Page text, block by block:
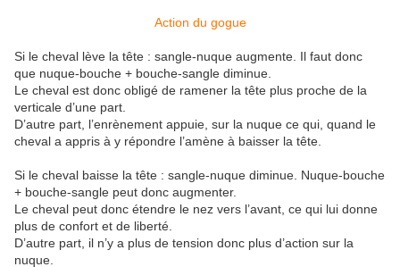
Action du gogue
Si le cheval lève la tête : sangle-nuque augmente. Il faut donc
que nuque-bouche + bouche-sangle diminue.
Le cheval est donc obligé de ramener la tête plus proche de la
verticale d’une part.
D’autre part, l’enrènement appuie, sur la nuque ce qui, quand le
cheval a appris à y répondre l’amène à baisser la tête.
Si le cheval baisse la tête : sangle-nuque diminue. Nuque-bouche
+ bouche-sangle peut donc augmenter.
Le cheval peut donc étendre le nez vers l’avant, ce qui lui donne
plus de confort et de liberté.
D’autre part, il n’y a plus de tension donc plus d’action sur la
nuque.